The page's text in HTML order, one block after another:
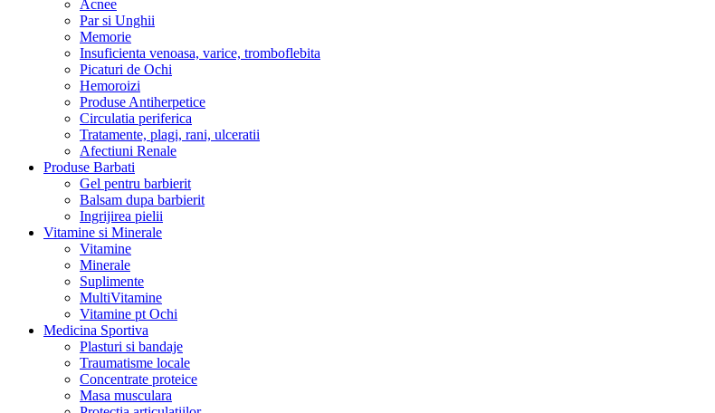
Acnee
Par si Unghii
Memorie
Insuficienta venoasa, varice, tromboflebita
Picaturi de Ochi
Hemoroizi
Produse Antiherpetice
Circulatia periferica
Tratamente, plagi, rani, ulceratii
Afectiuni Renale
Produse Barbati
Gel pentru barbierit
Balsam dupa barbierit
Ingrijirea pielii
Vitamine si Minerale
Vitamine
Minerale
Suplimente
MultiVitamine
Vitamine pt Ochi
Medicina Sportiva
Plasturi si bandaje
Traumatisme locale
Concentrate proteice
Masa musculara